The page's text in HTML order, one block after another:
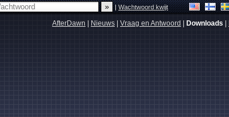
|Wachtwoord kwijt
AfterDawn Nieuws Vraag en Antwoord Downloads